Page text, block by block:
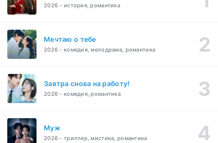
2026 - история, романтика
Мечтаю о тебе
2026 - комедия, мелодрама, романтика
Завтра снова на работу!
2026 - комедия, романтика
Муж
2026 - триллер, мистика, романтика